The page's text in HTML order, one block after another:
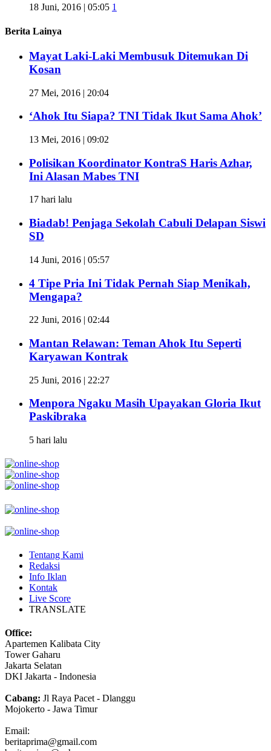
18 Juni, 2016 | 05:05 1
Berita Lainya
Mayat Laki-Laki Membusuk Ditemukan Di
Kosan
27 Mei, 2016 | 20:04
‘Ahok Itu Siapa? TNI Tidak Ikut Sama Ahok’
13 Mei, 2016 | 09:02
Polisikan Koordinator KontraS Haris Azhar,
Ini Alasan Mabes TNI
17 hari lalu
Biadab! Penjaga Sekolah Cabuli Delapan Siswi
SD
14 Juni, 2016 | 05:57
4 Tipe Pria Ini Tidak Pernah Siap Menikah,
Mengapa?
22 Juni, 2016 | 02:44
Mantan Relawan: Teman Ahok Itu Seperti
Karyawan Kontrak
25 Juni, 2016 | 22:27
Menpora Ngaku Masih Upayakan Gloria Ikut
Paskibraka
5 hari lalu
Tentang Kami
Redaksi
Info Iklan
Kontak
Live Score
TRANSLATE
Office:
Apartemen Kalibata City
Tower Gaharu
Jakarta Selatan
DKI Jakarta - Indonesia
Cabang: Jl Raya Pacet - Dlanggu
Mojokerto - Jawa Timur
Email:
beritaprima@gmail.com